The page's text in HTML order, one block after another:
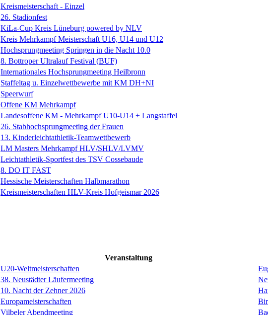
Kreismeisterschaft - Einzel
26. Stadionfest
KiLa-Cup Kreis Lüneburg powered by NLV
Kreis Mehrkampf Meisterschaft U16, U14 und U12
Hochsprungmeeting Springen in die Nacht 10.0
8. Bottroper Ultralauf Festival (BUF)
Internationales Hochsprungmeeting Heilbronn
Staffeltag u. Einzelwettbewerbe mit KM DH+NI
Speerwurf
Offene KM Mehrkampf
Landesoffene KM - Mehrkampf U10-U14 + Langstaffel
26. Stabhochsprungmeeting der Frauen
13. Kinderleichtathletik-Teamwettbewerb
LM Masters Mehrkampf HLV/SHLV/LVMV
Leichtathletik-Sportfest des TSV Cossebaude
8. DO IT FAST
Hessische Meisterschaften Halbmarathon
Kreismeisterschaften HLV-Kreis Hofgeismar 2026
Veranstaltung
U20-Weltmeisterschaften
38. Neustädter Läufermeeting
10. Nacht der Zehner 2026
Europameisterschaften
Vilbeler Abendmeeting